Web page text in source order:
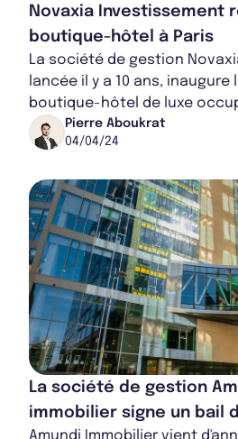
Novaxia Investissement
boutique-hôtel à Paris
La société de gestion
lancée il y a 10 ans,
boutique-hôtel de luxe
Centaurus. Cet actif met en
Pierre Aboukrat
04/04/24
La société de gestion
immobilier signe un bail